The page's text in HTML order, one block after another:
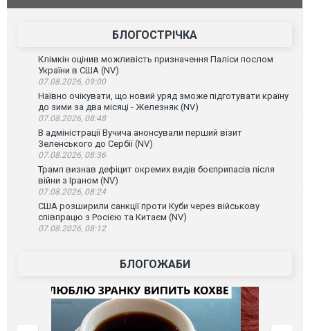
атаку.
БЛОГОСТРІЧКА
Клімкін оцінив можливість призначення Паліси послом
України в США (NV)
07.08.2026, 09:00
Наївно очікувати, що новий уряд зможе підготувати країну
до зими за два місяці - Железняк (NV)
07.08.2026, 08:48
В адміністрації Вучича анонсували перший візит
Зеленського до Сербії (NV)
07.08.2026, 08:36
Трамп визнав дефіцит окремих видів боєприпасів після
війни з Іраном (NV)
07.08.2026, 08:24
США розширили санкції проти Куби через військову
співпрацю з Росією та Китаєм (NV)
07.08.2026, 08:12
БЛОГОЖАБИ